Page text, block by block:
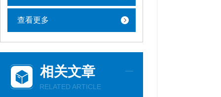
查看更多
相关文章
RELATED ARTICLE